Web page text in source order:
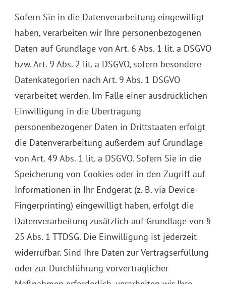
Sofern Sie in die Datenverarbeitung eingewilligt
haben, verarbeiten wir Ihre personenbezogenen
Daten auf Grundlage von Art. 6 Abs. 1 lit. a DSGVO
bzw. Art. 9 Abs. 2 lit. a DSGVO, sofern besondere
Datenkategorien nach Art. 9 Abs. 1 DSGVO
verarbeitet werden. Im Falle einer ausdrücklichen
Einwilligung in die Übertragung
personenbezogener Daten in Drittstaaten erfolgt
die Datenverarbeitung außerdem auf Grundlage
von Art. 49 Abs. 1 lit. a DSGVO. Sofern Sie in die
Speicherung von Cookies oder in den Zugriff auf
Informationen in Ihr Endgerät (z. B. via Device-
Fingerprinting) eingewilligt haben, erfolgt die
Datenverarbeitung zusätzlich auf Grundlage von §
25 Abs. 1 TTDSG. Die Einwilligung ist jederzeit
widerrufbar. Sind Ihre Daten zur Vertragserfüllung
oder zur Durchführung vorvertraglicher